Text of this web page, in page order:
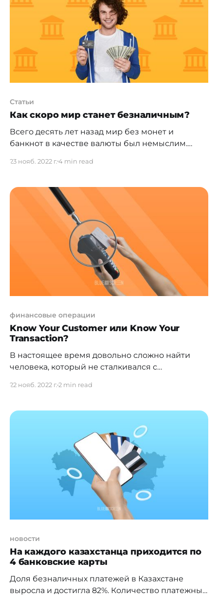
последние 6 месяцев. 17 команд рассказали о
достижениях и планах по
Статьи
Как скоро мир станет безналичным?
Всего десять лет назад мир без монет и
банкнот в качестве валюты был немыслим.
предвидеть день, когда наличные деньги
это казалось несбыточной мечтой, потому что
подавляющее большинство людей во всем
мире так сильно верили в наличные деньги.
23 нояб. 2022 г.4 min read
финансовые операции
Know Your Customer или Know Your
Transaction?
В настоящее время довольно сложно найти
человека, который не сталкивался с
своего клиента"). Исключением являются
банков и прочих финансовых организаций. KYC
является важной составляющей в системе
противодействия отмыванию денег и
финансированию терроризма, позволяющая
финансовой (и не только) организации
22 нояб. 2022 г.2 min read
новости
На каждого казахстанца приходится по
4 банковские карты
Доля безналичных платежей в Казахстане
выросла и достигла 82%. Количество платежных